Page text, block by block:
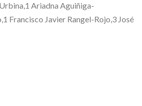
Ariadna Aguiñiga-
Francisco Javier Rangel-Rojo,3 José